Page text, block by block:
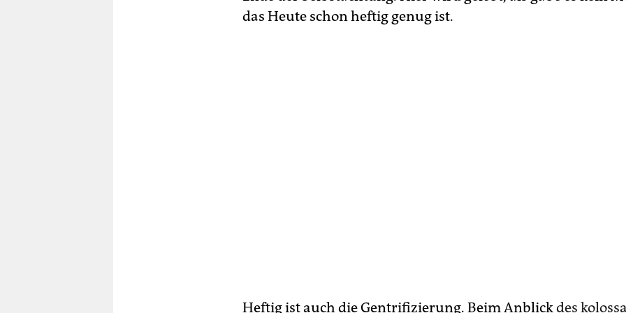
das Heute schon heftig genug ist.
Heftig ist auch die Gentrifizierung. Beim Anblickdes